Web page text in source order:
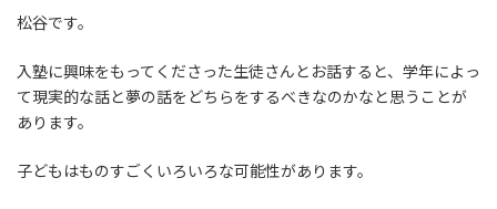
時
:
松谷です。
入塾に興味をもってくださった生徒さんとお話すると、学年によっ
て現実的な話と夢の話をどちらをするべきなのかなと思うことが
あります。
子どもはものすごくいろいろな可能性があります。